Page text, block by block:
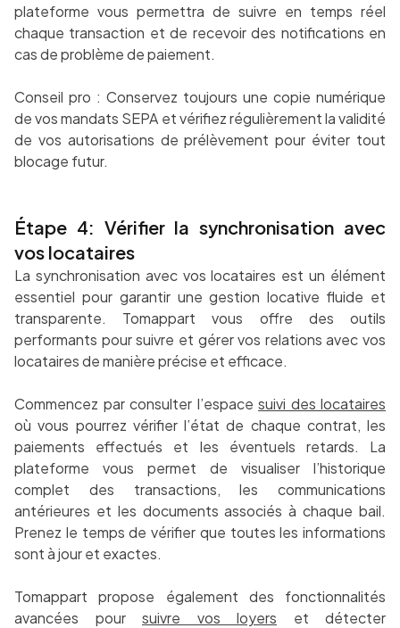
plateforme vous permettra de suivre en temps réel
chaque transaction et de recevoir des notifications en
cas de problème de paiement.
Conseil pro : Conservez toujours une copie numérique
de vos mandats SEPA et vérifiez régulièrement la validité
de vos autorisations de prélèvement pour éviter tout
blocage futur.
Étape 4: Vérifier la synchronisation avec
vos locataires
La synchronisation avec vos locataires est un élément
essentiel pour garantir une gestion locative fluide et
transparente. Tomappart vous offre des outils
performants pour suivre et gérer vos relations avec vos
locataires de manière précise et efficace.
Commencez par consulter l’espace suivi des locataires
où vous pourrez vérifier l’état de chaque contrat, les
paiements effectués et les éventuels retards. La
plateforme vous permet de visualiser l’historique
complet des transactions, les communications
antérieures et les documents associés à chaque bail.
Prenez le temps de vérifier que toutes les informations
sont à jour et exactes.
Tomappart propose également des fonctionnalités
avancées pour suivre vos loyers et détecter